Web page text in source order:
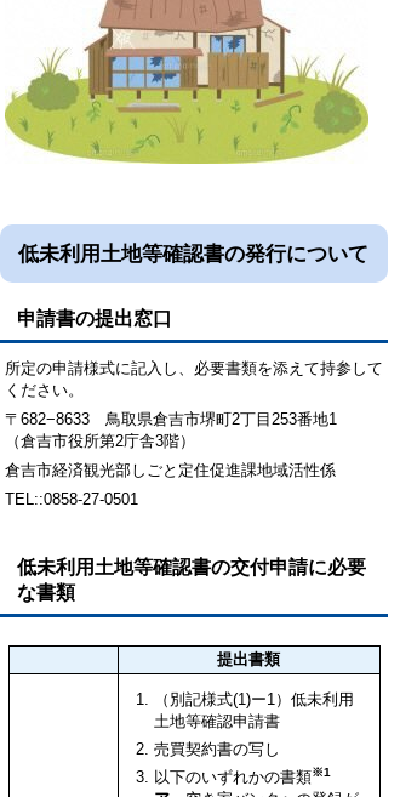
低未利用土地等確認書の発行について
申請書の提出窓口
所定の申請様式に記入し、必要書類を添えて持参して
ください。
〒682−8633 鳥取県倉吉市堺町2丁目253番地1
（倉吉市役所第2庁舎3階）
倉吉市経済観光部しごと定住促進課地域活性係
TEL::0858-27-0501
低未利用土地等確認書の交付申請に必要
な書類
提出書類
（別記様式(1)ー1）低未利用
土地等確認申請書
売買契約書の写し
以下のいずれかの書類※1